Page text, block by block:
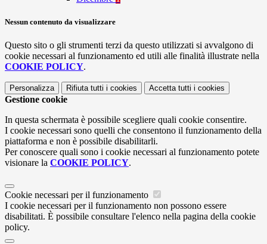
Nessun contenuto da visualizzare
Questo sito o gli strumenti terzi da questo utilizzati si avvalgono di
cookie necessari al funzionamento ed utili alle finalità illustrate nella
COOKIE POLICY.
Personalizza Rifiuta tutti i cookies Accetta tutti i cookies
Gestione cookie
In questa schermata è possibile scegliere quali cookie consentire.
I cookie necessari sono quelli che consentono il funzionamento della
piattaforma e non è possibile disabilitarli.
Per conoscere quali sono i cookie necessari al funzionamento potete
visionare la COOKIE POLICY.
Cookie necessari per il funzionamento
I cookie necessari per il funzionamento non possono essere
disabilitati. È possibile consultare l'elenco nella pagina della cookie
policy.